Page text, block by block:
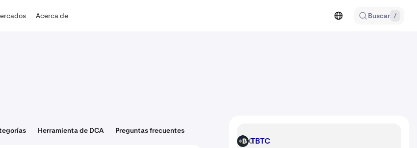
Acerca de Buscar /
Herramienta de DCA Preguntas frecuentes
TBTC TBTC